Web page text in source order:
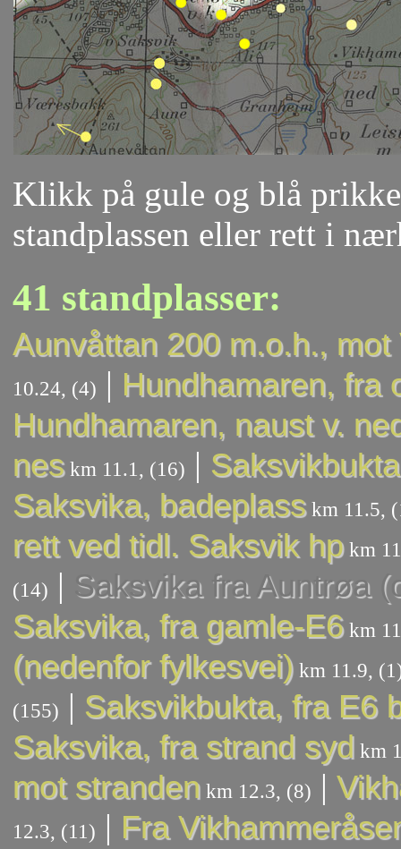
Klikk på gule og blå
standplassen eller rett i
41 standplasser:
Aunvåttan 200 m.o.h.,
10.24, (4) | Hundhamaren, fra
Hundhamaren, naust v.
neskm 11.1, (16) |
Saksvika, badeplasskm 11.5,
rett ved tidl. Saksvik hpkm
(14) | Saksvika fra Auntrøa
Saksvika, fra gamle-E6km
(nedenfor fylkesvei) km 11.9,
(155) | Saksvikbukta, fra E6
Saksvika, fra strand syd km
mot stranden km 12.3, (8) |
12.3, (11) | Fra